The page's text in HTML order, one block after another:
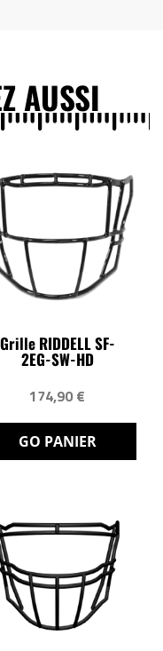
AUSSI
Grille RIDDELL SF-
2EG-SW-HD
174,90 €
GO PANIER